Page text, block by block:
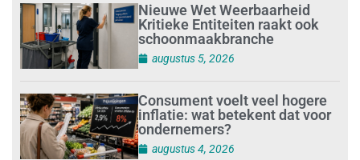
Nieuwe Wet Weerbaarheid
Kritieke Entiteiten raakt ook
schoonmaakbranche
augustus 5, 2026
Consument voelt veel hogere
inflatie: wat betekent dat voor
ondernemers?
augustus 4, 2026